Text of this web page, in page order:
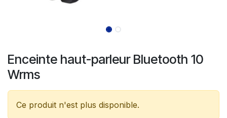
Enceinte haut-parleur Bluetooth 10
Wrms
Ce produit n'est plus disponible.